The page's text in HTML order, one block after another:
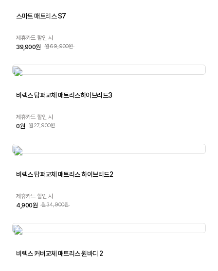
스마트 매트리스 S7
제휴카드 할인 시
39,900원 월69,900원
비렉스 탑퍼교체 매트리스하이브리드3
제휴카드 할인 시
0원 월27,900원
비렉스 탑퍼교체 매트리스 하이브리드2
제휴카드 할인 시
4,900원 월34,900원
비렉스 커버교체 매트리스 원바디 2